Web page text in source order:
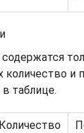
количество и
таблице.
Количество